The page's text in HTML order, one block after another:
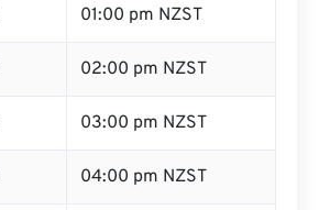
01:00 pm NZST
02:00 pm NZST
03:00 pm NZST
04:00 pm NZST